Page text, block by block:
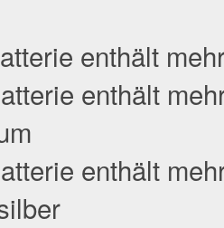
enthält
enthält
enthält